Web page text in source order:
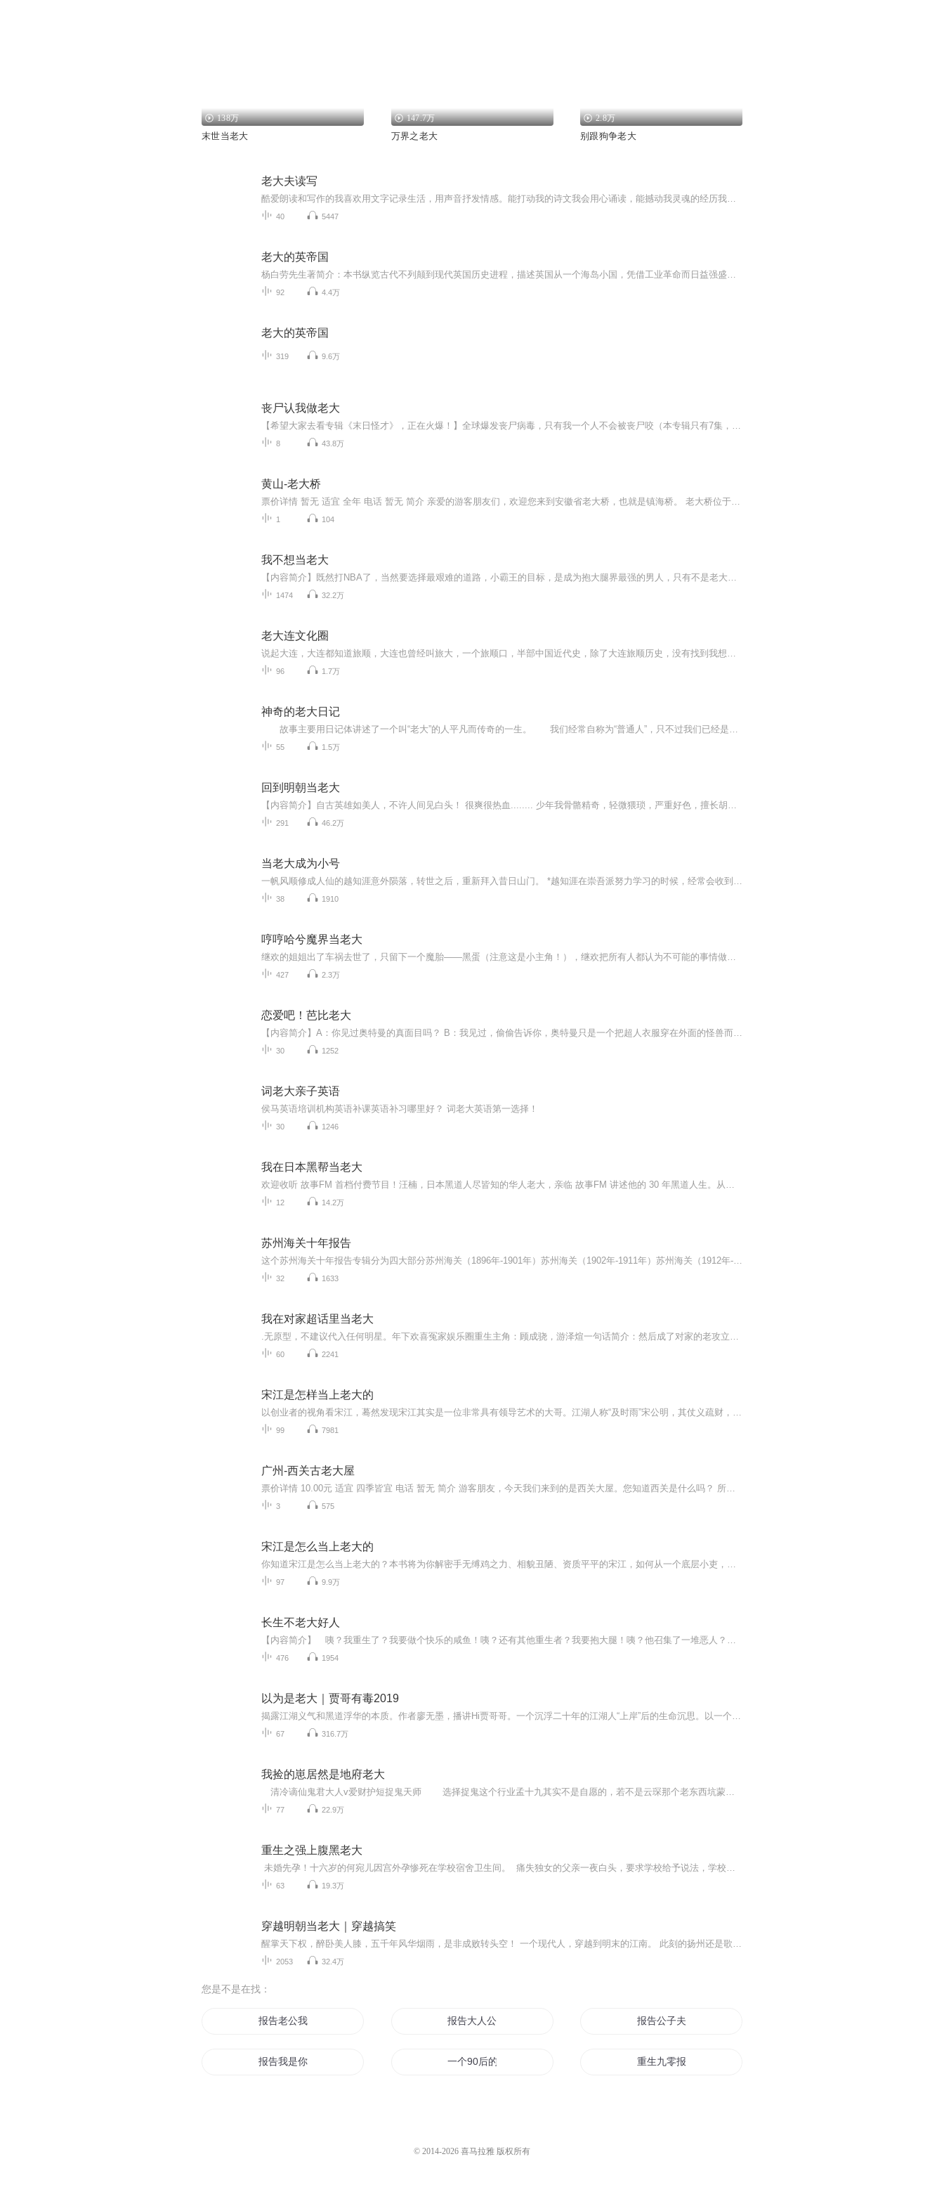
138万
末世当老大
147.7万
万界之老大
2.8万
别跟狗争老大
老大夫读写
酷爱朗读和写作的我喜欢用文字记录生活，用声音抒发情感。能打动我的诗文我会用心诵读，能撼动我灵魂的经历我会用心记录。感谢收听和关注喜马拉雅老大夫读写。
40 5447
老大的英帝国
杨白劳先生著简介：本书纵览古代不列颠到现代英国历史进程，描述英国从一个海岛小国，凭借工业革命而日益强盛的国力，成为所向无敌的海上霸主，逐步建立地球上最庞大的殖民帝国，直至褪去光芒的兴衰过程。在作者笔下，人物栩栩如生，大事件具体而微，完整...
92 4.4万
老大的英帝国
319 9.6万
丧尸认我做老大
【希望大家去看专辑《末日怪才》，正在火爆！】全球爆发丧尸病毒，只有我一个人不会被丧尸咬（本专辑只有7集，观看满10分钟的帮我评个分哈，谢谢大家）
8 43.8万
黄山-老大桥
票价详情 暂无 适宜 全年 电话 暂无 简介 亲爱的游客朋友们，欢迎您来到安徽省老大桥，也就是镇海桥。 老大桥位于安徽省黄山市市政府，所在地是屯溪，镇海桥为六墩七孔石拱桥。上部为等截面实腹式石拱，下部为浆砌条石重力式墩台。桥墩成等腰三角形，上水头的分水头石尖翘起，造成船头状，石墩背部为龟背纹，仿佛六只石龟驮着桥梁。拱脚、拱圈均用褐红麻条石交错砌筑。石料以糯米稀、猕猴桃藤汁加灰浆胶结。 中洞有“禁止取鱼”四字楷书。桥面桥栏以茶园石铺设，桥栏纵向条石两头凿阴阳榫，互为衔接;上下联结处凿蝴蝶形卯样，又用铁梢卡锁，形成整体。因此，桥身质地坚实，气势雄浑。桥上原有亭，两端有飞檐五脊虎殿顶建筑。桥东临街处建有高大拱门，上悬“镇海桥”三字金匾。解放前，桥亭、拱门均已拆除。建国后通行汽车，两头引桥石阶升高填平改建沥青路面，现不允许通机动车。 “碧水蒙恛最上游，垂杨夹岸泊归舟。渔歌远近从风递，帆影高低带月收。飞倦剧怜投树鸟，长闲终羡傍滩鸥。村烟起处楼台好，一片波澄万顷秋。”这首诗是描写老大桥的，这么美，这么独特，这么有故事的老大桥，是不是想看一看呢。 音频来源于链景旅行
1 104
我不想当老大
【内容简介】既然打NBA了，当然要选择最艰难的道路，小霸王的目标，是成为抱大腿界最强的男人，只有不是老大，才能学会所有的技术。小霸王避开了所有当老大的机会，好好的猥琐发育，没想到最后栽到了杜老四身上……【作者/主播简介】作者：超级麦克风，网...
1474 32.2万
老大连文化圈
说起大连，大连都知道旅顺，大连也曾经叫旅大，一个旅顺口，半部中国近代史，除了大连旅顺历史，没有找到我想听的更多的老大连文化故事内容。在演播我自己作品的时候，我重新翻阅历史资料，查阅文件，发现大连全区域内，其实有很多有趣的小故事，这些小故...
96 1.7万
神奇的老大日记
故事主要用日记体讲述了一个叫“老大”的人平凡而传奇的一生。 我们经常自称为“普通人”，只不过我们已经是被成长抹去了棱角之后的普通。和我们一样，老大也可以说是一个普通人，只是外号被人叫“老大而已。除此之外，似乎他与我们并没有什么不同...
55 1.5万
回到明朝当老大
【内容简介】自古英雄如美人，不许人间见白头！ 很爽很热血........ 少年我骨骼精奇，轻微猥琐，严重好色，擅长胡说八道，点个跟读深入了解下呗！【作者/主播简介】作者：水一波主播：黑乐电台【购买须知】1、本作品为付费有声书，前53集为免费试听，购买...
291 46.2万
当老大成为小号
一帆风顺修成人仙的越知涯意外陨落，转世之后，重新拜入昔日山门。 *越知涯在崇吾派努力学习的时候，经常会收到来自同窗的疑问。“道友，你那么努力读书，不觉得辛苦吗？” 越知涯淡定：“知晓读书后必能学的深奥道法，便不以为苦。” “那道友觉得何事辛苦？” 越知涯表情沉痛的放下书：“学完之后，从头开始，再学一遍。” 上辈子叱咤修真界的百殆真人转世之后，重入昔日山门，看着当年自己编纂的如山教材，感受到了什么叫“天道好轮回，苍天饶过谁”
38 1910
哼哼哈兮魔界当老大
继欢的姐姐出了车祸去世了，只留下一个魔胎——黑蛋（注意这是小主角！），继欢把所有人都认为不可能的事情做到了，就是把黑蛋养成了一个可可爱爱的小孩纸～
427 2.3万
恋爱吧！芭比老大
【内容简介】A：你见过奥特曼的真面目吗？ B：我见过，偷偷告诉你，奥特曼只是一个把超人衣服穿在外面的怪兽而已。 A：我不相信，奥特曼明明是一个万能的超人。 B：这个万能是什么意思？ A：能文能武能笑能哭能疯狂能宁静能粗爆能温柔。 B：据我所知奥特曼...
30 1252
​词老大亲子英语
侯马英语培训机构英语补课英语补习哪里好？ 词老大英语第一选择！
30 1246
我在日本黑帮当老大
欢迎收听 故事FM 首档付费节目！汪楠，日本黑道人尽皆知的华人老大，亲临 故事FM 讲述他的 30 年黑道人生。从初到日本遭人凌辱的东北公子哥，到只手建立自己的黑道帝国，他见证了日本黑道的黄金时代。他碾碎了善恶边界，在没有道德的世界里赤手空拳 30 年...
12 14.2万
苏州海关十年报告
这个苏州海关十年报告专辑分为四大部分苏州海关（1896年-1901年）苏州海关（1902年-1911年）苏州海关（1912年-1921年）苏州海关（1922年-1931年）描述了苏州旧时期的贸易，货币，人口，交通，教育，工作，疾病等方面。本文是当时的海关税务司，写给总署的...
32 1633
我在对家超话里当老大
.无原型，不建议代入任何明星。年下欢喜冤家娱乐圈重生主角：顾成骁，游泽煊一句话简介：然后成了对家的老攻立意：保持初心，传播爱情友情正能...
60 2241
宋江是怎样当上老大的
以创业者的视角看宋江，蓦然发现宋江其实是一位非常具有领导艺术的大哥。江湖人称“及时雨”宋公明，其仗义疏财，名声在外。很多谋面或未曾谋面的英雄豪杰一见到宋江，便抱拳喊“哥哥”。这足以证明宋江这个人在社会上口碑的积累。而当今的年轻创业者又有...
99 7981
广州-西关古老大屋
票价详情 10.00元 适宜 四季皆宜 电话 暂无 简介 游客朋友，今天我们来到的是西关大屋。您知道西关是什么吗？ 所谓西关，是明清时老广州人对广州城西门外一带地方的统称。清代中、后期起，西关先后兴建了宝华街、逢源街、多宝街等居民住宅区，西关大屋应运而生了。西关古老大屋是过去豪门富商在此营建的大型住宅。由于此类建筑以西关一带居多，因此称为"西关古老大屋"。 这些住宅高大明亮，厅园结合，装饰精美。其基本布局是三间两廊，左右对称，中间为主要厅堂。门厅右边栽种花木，布置山石鱼池以供游憩观赏。庭院后部为书房。大屋两侧各有一条青云巷，取"平步青云"之意。 西关大屋是广州传统建筑的瑰宝，西关古老大屋现存数量已从清末民初鼎盛时期的800多间变成不到100间，因此就显得更加珍贵。 下面您就去看看这座瑰宝建筑吧。 音频来源于链景旅行
3 575
宋江是怎么当上老大的
你知道宋江是怎么当上老大的？本书将为你解密手无缚鸡之力、相貌丑陋、资质平平的宋江，如何从一个底层小吏，步步为营，摇身成威震江湖的梁山集团的一把手。书中将巨幅呈现宋江当上老大的杀手锏——鸿鹄之志、扬名立万、手舞足蹈谨以这些弥经历史考验的职...
97 9.9万
长生不老大好人
【内容简介】 咦？我重生了？我要做个快乐的咸鱼！咦？还有其他重生者？我要抱大腿！咦？他召集了一堆恶人？我要做个好人！ 【作者/主播简介】作者：独醉客主播：听雨风轩 张小5【购买须知】1、本作品为付费有声书，前57集为免费试听，购买成功后，即可收...
476 1954
以为是老大｜贾哥有毒2019
揭露江湖义气和黑道浮华的本质。作者廖无墨，播讲Hi贾哥哥。一个沉浮二十年的江湖人“上岸”后的生命沉思。以一个荒诞的雇凶杀人事件作为引子，讲述了一群可笑、可悲又可叹的江湖人物不断刷新人性下限的故事，写尽了表面光鲜的黑道背后。54个市井人物，72...
67 316.7万
我捡的崽居然是地府老大
清冷谪仙鬼君大人v爱财护短捉鬼天师 选择捉鬼这个行业孟十九其实不是自愿的，若不是云琛那个老东西坑蒙拐骗（以身色诱）她，她也不会拜他为师，更不会刚出师就被赶下山，自己摸索着在捉鬼的路上一去不复返。 半路上救回来个长得特别漂亮的小男孩，可人家小男孩的心思一点都不单纯，整天想着跟她同床共枕。 孟十九大惊：我把你当儿子，你居然想睡我！ 某天小男孩突然不见了，转而留在她身边的是一只千年老鬼，还是个超级俊秀帅气的小哥哥。 她觉...
77 22.9万
重生之强上腹黑老大
未婚先孕！十六岁的何宛儿因宫外孕惨死在学校宿舍卫生间。 痛失独女的父亲一夜白头，要求学校给予说法，学校却将她作为反面教材教育学生，肇事者不敢现身却依然潇洒活着，她才知道，自己的死是多么的可笑！ 死不瞑目！她重生回了两人发生关系的前一天，这一世，她要如何改写自己的命运，让这个令她含辱而终的男人得到惩罚？
63 19.3万
穿越明朝当老大｜穿越搞笑
醒掌天下权，醉卧美人膝，五千年风华烟雨，是非成败转头空！ 一个现代人，穿越到明末的江南。 此刻的扬州还是歌舞升平，还是小桥流水曲水流觞。 但乱世即将来临。 一个新的大时代开始了······ 都市小白领穿越到混乱的明朝末年，充分利用历史之先知先...
2053 32.4万
您是不是在找：
报告老公我有了 报告大人公子又要搞事情 报告公子夫人是只猫
报告我是你夫人 一个90后的生活报告 重生九零报告老公我有
© 2014-2026 喜马拉雅 版权所有